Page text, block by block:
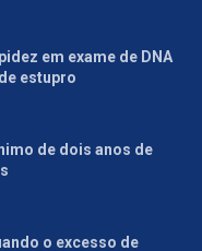
em exame de DNA
estupro
de dois anos de
o excesso de